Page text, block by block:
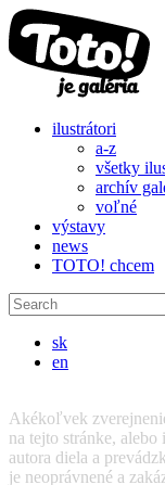
Skip to main content
ilustrátori
a-z
všetky
archív
voľné
výstavy
news
TOTO! chcem
sk
en
Akékoľvek
na tejto stránke,
autora diela a
je neoprávnené a